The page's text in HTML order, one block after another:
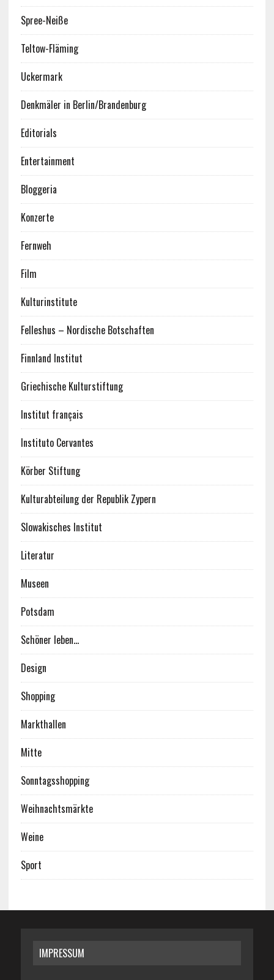
Spree-Neiße
Teltow-Fläming
Uckermark
Denkmäler in Berlin/Brandenburg
Editorials
Entertainment
Bloggeria
Konzerte
Fernweh
Film
Kulturinstitute
Felleshus – Nordische Botschaften
Finnland Institut
Griechische Kulturstiftung
Institut français
Instituto Cervantes
Körber Stiftung
Kulturabteilung der Republik Zypern
Slowakisches Institut
Literatur
Museen
Potsdam
Schöner leben…
Design
Shopping
Markthallen
Mitte
Sonntagsshopping
Weihnachtsmärkte
Weine
Sport
IMPRESSUM